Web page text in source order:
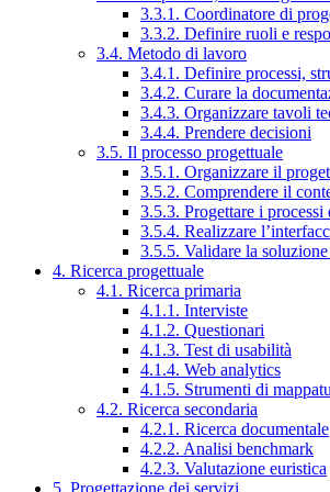
3.3.1. Coordinatore di
3.3.2. Definire ruoli e
3.4. Metodo di lavoro
3.4.1. Definire processi,
3.4.2. Curare la
3.4.3. Organizzare tavoli
3.4.4. Prendere decisioni
3.5. Il processo progettuale
3.5.1. Organizzare il
3.5.2. Comprendere il
3.5.3. Progettare i processi
3.5.4. Realizzare
3.5.5. Validare la soluzione
4. Ricerca progettuale
4.1. Ricerca primaria
4.1.1. Interviste
4.1.2. Questionari
4.1.3. Test di usabilità
4.1.4. Web analytics
4.1.5. Strumenti di
4.2. Ricerca secondaria
4.2.1. Ricerca documentale
4.2.2. Analisi benchmark
4.2.3. Valutazione euristica
5. Progettazione dei servizi